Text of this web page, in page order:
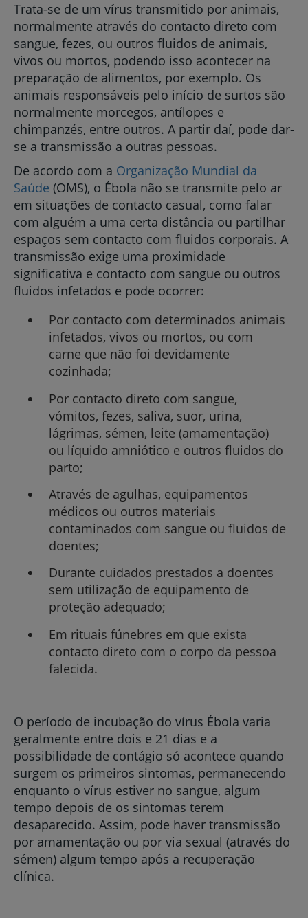
Trata-se de um vírus transmitido por animais,
normalmente através do contacto direto com
sangue, fezes, ou outros fluidos de animais,
vivos ou mortos, podendo isso acontecer na
preparação de alimentos, por exemplo. Os
animais responsáveis pelo início de surtos são
normalmente morcegos, antílopes e
chimpanzés, entre outros. A partir daí, pode dar-
se a transmissão a outras pessoas.
De acordo com a Organização Mundial da
Saúde (OMS), o Ébola não se transmite pelo ar
em situações de contacto casual, como falar
com alguém a uma certa distância ou partilhar
espaços sem contacto com fluidos corporais. A
transmissão exige uma proximidade
significativa e contacto com sangue ou outros
fluidos infetados e pode ocorrer:
Por contacto com determinados animais
infetados, vivos ou mortos, ou com
carne que não foi devidamente
cozinhada;
Por contacto direto com sangue,
vómitos, fezes, saliva, suor, urina,
lágrimas, sémen, leite (amamentação)
ou líquido amniótico e outros fluidos do
parto;
Através de agulhas, equipamentos
médicos ou outros materiais
contaminados com sangue ou fluidos de
doentes;
Durante cuidados prestados a doentes
sem utilização de equipamento de
proteção adequado;
Em rituais fúnebres em que exista
contacto direto com o corpo da pessoa
falecida.
O período de incubação do vírus Ébola varia
geralmente entre dois e 21 dias e a
possibilidade de contágio só acontece quando
surgem os primeiros sintomas, permanecendo
enquanto o vírus estiver no sangue, algum
tempo depois de os sintomas terem
desaparecido. Assim, pode haver transmissão
por amamentação ou por via sexual (através do
sémen) algum tempo após a recuperação
clínica.